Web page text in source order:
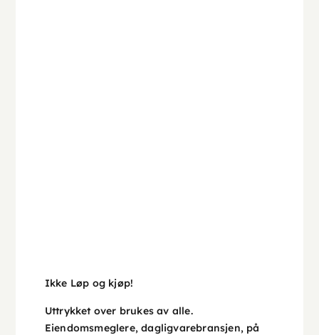
Ikke Løp og kjøp!
Uttrykket over brukes av alle.
Eiendomsmeglere, dagligvarebransjen, på